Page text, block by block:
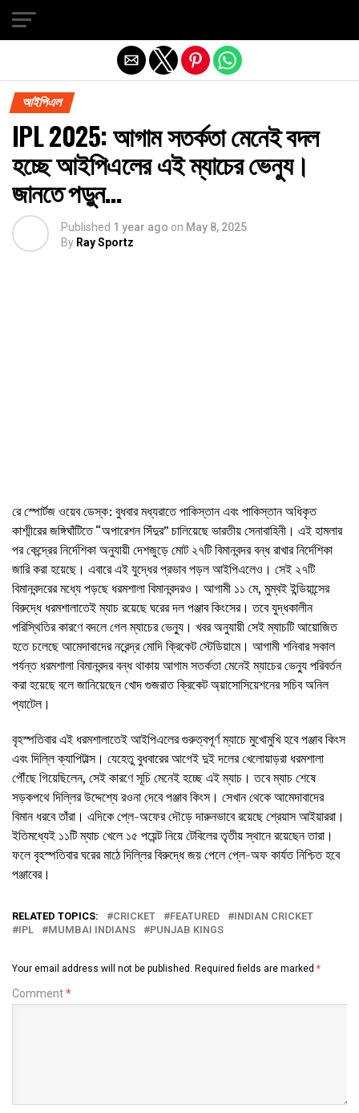
আইপিএল
IPL 2025: আগাম সতর্কতা মেনেই বদল
হচ্ছে আইপিএলের এই ম্যাচের ভেন্যু।
জানতে পড়ুন…
Published 1 year ago on May 8, 2025
By Ray Sportz
রে স্পোর্টজ ওয়েব ডেস্ক: বুধবার মধ্যরাতে পাকিস্তান এবং পাকিস্তান অধিকৃত
কাশ্মীরের জঙ্গিঘাঁটিতে “অপারেশন সিঁদুর” চালিয়েছে ভারতীয় সেনাবাহিনী। এই হামলার
পর কেন্দ্রের নির্দেশিকা অনুযায়ী দেশজুড়ে মোট ২৭টি বিমানবন্দর বন্ধ রাখার নির্দেশিকা
জারি করা হয়েছে। এবারে এই যুদ্ধের প্রভাব পড়ল আইপিএলেও। সেই ২৭টি
বিমানবন্দরের মধ্যে পড়ছে ধরমশালা বিমানবন্দরও। আগামী ১১ মে, মুম্বই ইন্ডিয়ান্সের
বিরুদ্ধে ধরমশালাতেই ম্যাচ রয়েছে ঘরের দল পঞ্জাব কিংসের। তবে যুদ্ধকালীন
পরিস্থিতির কারণে বদলে গেল ম্যাচের ভেন্যু। খবর অনুযায়ী সেই ম্যাচটি আয়োজিত
হতে চলেছে আমেদাবাদের নরেন্দ্র মোদি ক্রিকেট স্টেডিয়ামে। আগামী শনিবার সকাল
পর্যন্ত ধরমশালা বিমানবন্দর বন্ধ থাকায় আগাম সতর্কতা মেনেই ম্যাচের ভেন্যু পরিবর্তন
করা হয়েছে বলে জানিয়েছেন খোদ গুজরাত ক্রিকেট অ্য়াসোসিয়েশনের সচিব অনিল
প্যাটেল।
বৃহস্পতিবার এই ধরমশালাতেই আইপিএলের গুরুত্বপূর্ণ ম্যাচে মুখোমুখি হবে পঞ্জাব কিংস
এবং দিল্লি ক্যাপিটাল্স। যেহেতু বুধবারের আগেই দুই দলের খেলোয়াড়রা ধরমশালা
পৌঁছে গিয়েছিলেন, সেই কারণে সূচি মেনেই হচ্ছে এই ম্যাচ। তবে ম্যাচ শেষে
সড়কপথে দিল্লির উদ্দেশ্যে রওনা দেবে পঞ্জাব কিংস। সেখান থেকে আমেদাবাদের
বিমান ধরবে তাঁরা। এদিকে প্লে-অফের দৌড়ে দারুনভাবে রয়েছে শ্রেয়াস আইয়াররা।
ইতিমধ্যেই ১১টি ম্যাচ খেলে ১৫ পয়েন্ট নিয়ে টেবিলের তৃতীয় স্থানে রয়েছেন তারা।
ফলে বৃহস্পতিবার ঘরের মাঠে দিল্লির বিরুদ্ধে জয় পেলে প্লে-অফ কার্যত নিশ্চিত হবে
পঞ্জাবের।
RELATED TOPICS: CRICKET FEATURED
INDIAN CRICKET
IPL
MUMBAI INDIANS PUNJAB KINGS
Your email address will not be published. Required fields are marked *
Comment*